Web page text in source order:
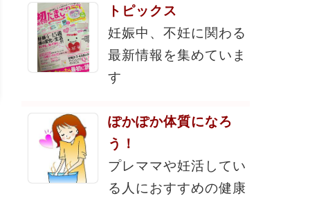
トピックス
妊娠中、不妊に関わる
最新情報を集めていま
す
ぽかぽか体質になろ
う！
プレママや妊活してい
る人におすすめの健康